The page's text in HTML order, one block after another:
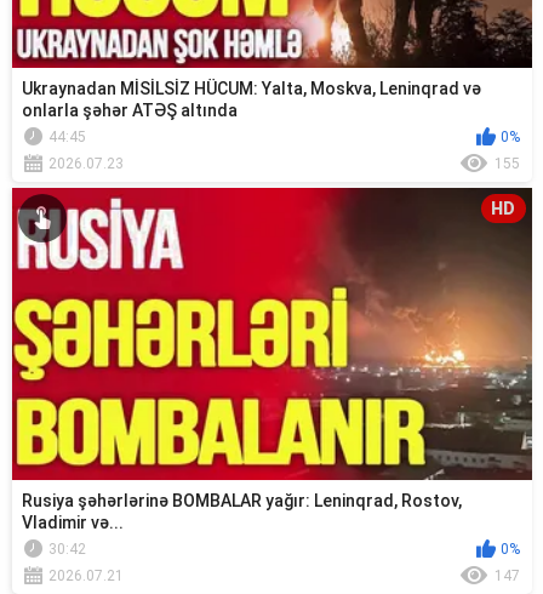
Ukraynadan MİSİLSİZ HÜCUM: Yalta, Moskva, Leninqrad və
onlarla şəhər ATƏŞ altında
44:45
0%
2026.07.23
155
HD
Rusiya şəhərlərinə BOMBALAR yağır: Leninqrad, Rostov,
Vladimir və...
30:42
0%
2026.07.21
147